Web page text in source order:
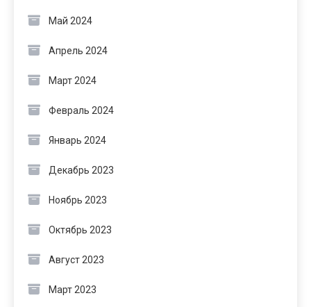
Май 2024
Апрель 2024
Март 2024
Февраль 2024
Январь 2024
Декабрь 2023
Ноябрь 2023
Октябрь 2023
Август 2023
Март 2023